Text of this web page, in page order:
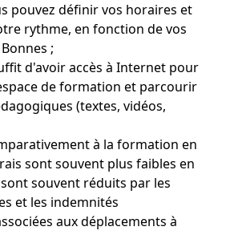
pouvez définir vos horaires et
rythme, en fonction de vos
;
d'avoir accès à Internet pour
de formation et parcourir
(textes, vidéos,
à la formation en
sont souvent plus faibles en
souvent réduits par les
et les indemnités
aux déplacements à